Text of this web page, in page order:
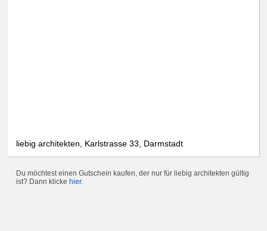
liebig architekten, Karlstrasse 33, Darmstadt
Du möchtest einen Gutschein kaufen, der nur für liebig architekten gültig
ist? Dann klicke hier.